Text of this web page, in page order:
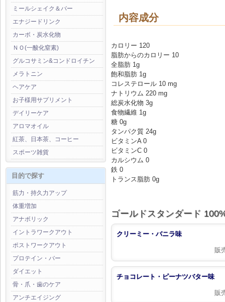
ミールシェイク＆バー
エナジードリンク
カーボ・炭水化物
ＮＯ(一酸化窒素)
グルコサミン&コンドロイチン
メラトニン
ヘアケア
お子様用サプリメント
デイリーケア
アロマオイル
紅茶、日本茶、コーヒー
スポーツ雑貨
目的で探す
筋力・持久力アップ
体重増加
アナボリック
イントラワークアウト
ポストワークアウト
プロテイン・バー
ダイエット
骨・爪・歯のケア
アンチエイジング
内容成分
カロリー 120
脂肪からのカロリー 10
全脂肪 1g
飽和脂肪 1g
コレステロール 10 mg
ナトリウム 220 mg
総炭水化物 3g
食物繊維 1g
糖 0g
タンパク質 24g
ビタミンA 0
ビタミンC 0
カルシウム 0
鉄 0
トランス脂肪 0g
ゴールドスタンダード
クリーミー・バニラ味
販
チョコレート・ピーナツバター味
販